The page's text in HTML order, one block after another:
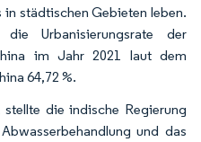
in städtischen Gebieten leben.
Urbanisierungsrate der
im Jahr 2021 laut dem
64,72 %.
die indische Regierung
und das